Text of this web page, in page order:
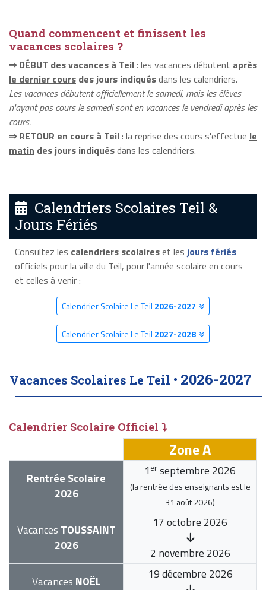
Quand commencent et finissent les
vacances scolaires ?
⇒ DÉBUT des vacances à Teil: les vacances débutent après
le dernier cours des jours indiquésdans les calendriers.
Les vacances débutent officiellement le samedi, mais les élèves
n'ayant pas cours le samedi sont en vacances le vendredi après les
cours.
⇒ RETOUR en cours à Teil: la reprise des cours s'effectue le
matin des jours indiquésdans les calendriers.
Calendriers Scolaires Teil &
Jours Fériés
Consultez les calendriers scolaireset les jours fériés
officiels pour la ville du Teil, pour l'année scolaire en cours
et celles à venir :
Calendrier Scolaire Le Teil 2026-2027
Calendrier Scolaire Le Teil 2027-2028
Vacances Scolaires Le Teil • 2026-2027
Calendrier Scolaire Officiel ⤵
Zone A
Rentrée Scolaire
2026
1 er septembre 2026
(la rentrée des enseignants est le
31 août 2026)
Vacances TOUSSAINT
2026
17 octobre 2026
2 novembre 2026
Vacances NOËL
19 décembre 2026